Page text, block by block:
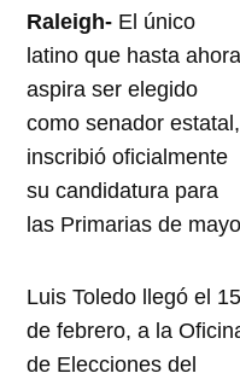
Raleigh- El único
latino que hasta ahora
aspira ser elegido
como senador estatal,
inscribió oficialmente
su candidatura para
las Primarias de
Luis Toledo llegó el 15
de febrero, a la
de Elecciones del